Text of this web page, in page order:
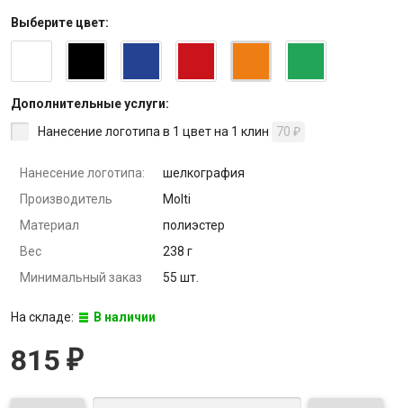
Выберите цвет:
Дополнительные услуги:
Нанесение логотипа в 1 цвет на 1 клин
70 ₽
Нанесение логотипа:
шелкография
Производитель
Molti
Материал
полиэстер
Вес
238 г
Минимальный заказ
55 шт.
На складе: В наличии
815 ₽